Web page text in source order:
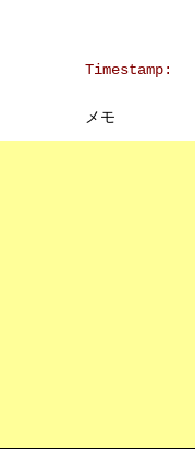
Timestamp:
メモ